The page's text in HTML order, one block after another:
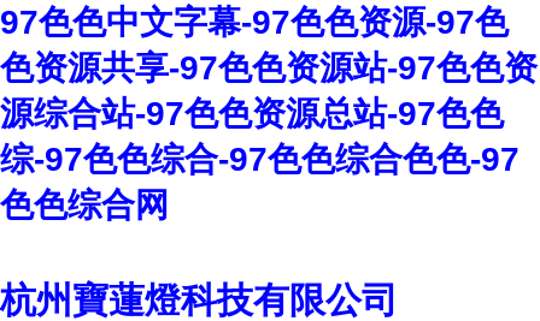
97色色中文字幕-97色色资源-97色
色资源共享-97色色资源站-97色色资
源综合站-97色色资源总站-97色色
综-97色色综合-97色色综合色色-97
色色综合网
杭州寶蓮燈科技有限公司